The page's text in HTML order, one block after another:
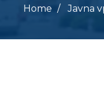
Home Javna